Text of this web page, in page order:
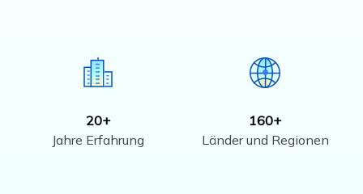
20+
Jahre Erfahrung
160+
Länder und Regionen